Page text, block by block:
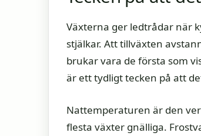
Växterna ger ledtrådar när
stjälkar. Att tillväxten
brukar vara de första som
är ett tydligt tecken på att
Nattemperaturen är den
flesta växter gnälliga.